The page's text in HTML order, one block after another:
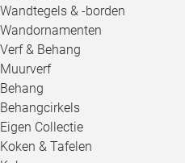
Wandtegels & -borden
Wandornamenten
Verf & Behang
Muurverf
Behang
Behangcirkels
Eigen Collectie
Koken & Tafelen